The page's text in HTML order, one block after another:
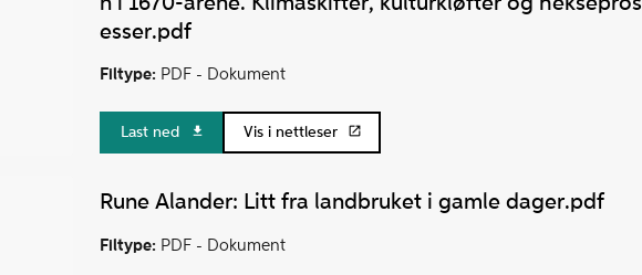
esser.pdf
Filtype: PDF - Dokument
Last ned Vis i nettleser
Rune Alander: Litt fra landbruket i gamle dager.pdf
Filtype: PDF - Dokument